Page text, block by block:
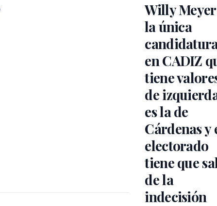
Willy
la única
en CADIZ
tiene
de
es la de
Cárdenas y
electorado
tiene que
de la
indecisión